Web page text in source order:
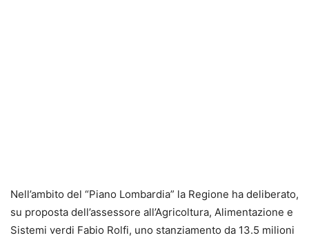
Nell’ambito del “Piano Lombardia” la Regione ha deliberato,
su proposta dell’assessore all’Agricoltura, Alimentazione e
Sistemi verdi Fabio Rolfi, uno stanziamento da 13.5 milioni